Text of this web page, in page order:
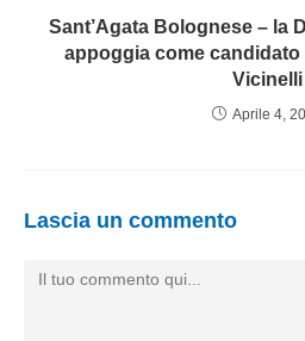
Sant’Agata Bolognese – la
appoggia come
Vicinelli
Aprile 4,
Lascia un commento